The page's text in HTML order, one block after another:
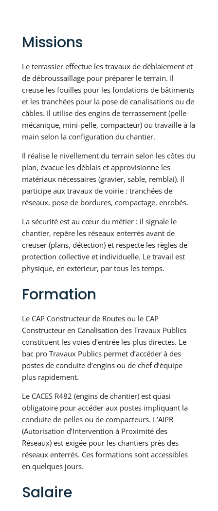
Missions
Le terrassier effectue les travaux de déblaiement et
de débroussaillage pour préparer le terrain. Il
creuse les fouilles pour les fondations de bâtiments
et les tranchées pour la pose de canalisations ou de
câbles. Il utilise des engins de terrassement (pelle
mécanique, mini-pelle, compacteur) ou travaille à la
main selon la configuration du chantier.
Il réalise le nivellement du terrain selon les côtes du
plan, évacue les déblais et approvisionne les
matériaux nécessaires (gravier, sable, remblai). Il
participe aux travaux de voirie : tranchées de
réseaux, pose de bordures, compactage, enrobés.
La sécurité est au cœur du métier : il signale le
chantier, repère les réseaux enterrés avant de
creuser (plans, détection) et respecte les règles de
protection collective et individuelle. Le travail est
physique, en extérieur, par tous les temps.
Formation
Le CAP Constructeur de Routes ou le CAP
Constructeur en Canalisation des Travaux Publics
constituent les voies d’entrée les plus directes. Le
bac pro Travaux Publics permet d’accéder à des
postes de conduite d’engins ou de chef d’équipe
plus rapidement.
Le CACES R482 (engins de chantier) est quasi
obligatoire pour accéder aux postes impliquant la
conduite de pelles ou de compacteurs. L’AIPR
(Autorisation d’Intervention à Proximité des
Réseaux) est exigée pour les chantiers près des
réseaux enterrés. Ces formations sont accessibles
en quelques jours.
Salaire